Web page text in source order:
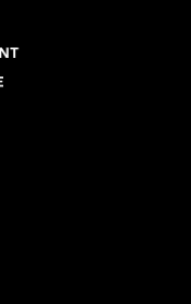
pendant
nuisances